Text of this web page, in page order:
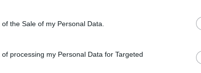
the Sale of my Personal Data.
processing my Personal Data for Targeted